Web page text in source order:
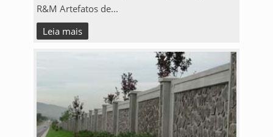
R&M Artefatos de...
Leia mais